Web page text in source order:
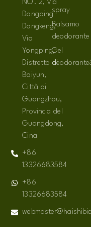
NO. 2, Via
Dongping
Dongkeng,
Via
Yongping,
Distretto di
Baiyun,
Città di
Guangzhou,
Provincia del
Guangdong,
Cina
+86
13326683584
+86
13326683584
spray
Balsamo
deodorante
Gel